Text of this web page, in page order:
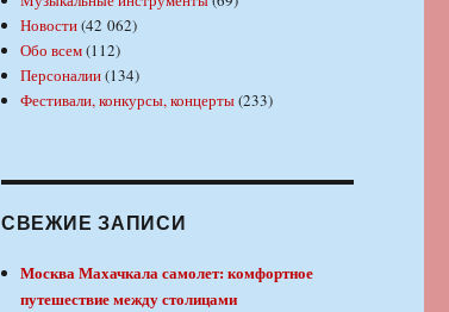
Новости(42 062)
Обо всем(112)
Персоналии(134)
Фестивали, конкурсы, концерты(233)
СВЕЖИЕ ЗАПИСИ
Москва Махачкала самолет: комфортное
путешествие между столицами